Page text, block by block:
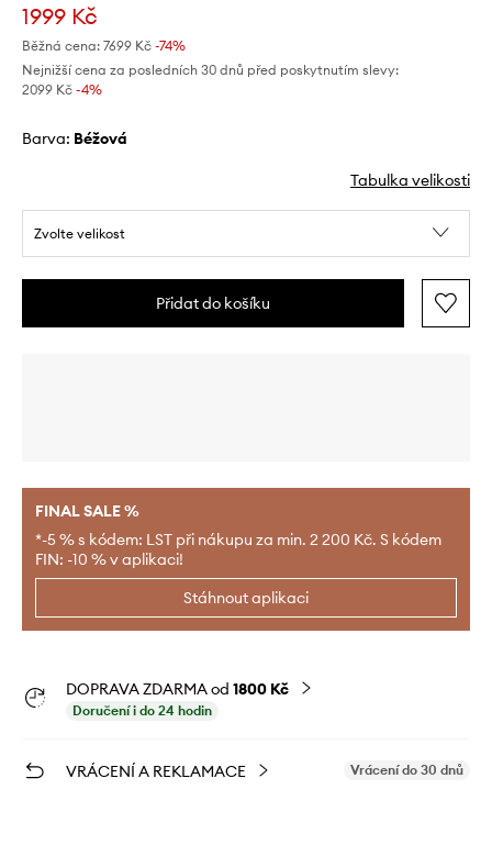
1999 Kč
Běžná cena: 7699 Kč -74%
Nejnižší cena za posledních 30 dnů před poskytnutím slevy:
2099 Kč -4%
Barva: béžová
Tabulka velikosti
Zvolte velikost
Přidat do košíku
FINAL SALE %
*-5 % s kódem: LST při nákupu za min. 2 200 Kč. S kódem
FIN: -10 % v aplikaci!
Stáhnout aplikaci
DOPRAVA ZDARMA od 1800 Kč
Doručení i do 24 hodin
VRÁCENÍ A REKLAMACE Vrácení do 30 dnů